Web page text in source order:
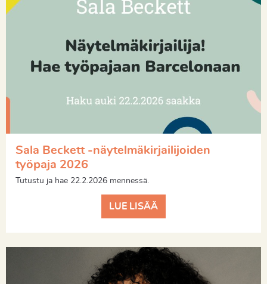
Sala Beckett -näytelmäkirjailijoiden
työpaja 2026
Tutustu ja hae 22.2.2026 mennessä.
LUE LISÄÄ